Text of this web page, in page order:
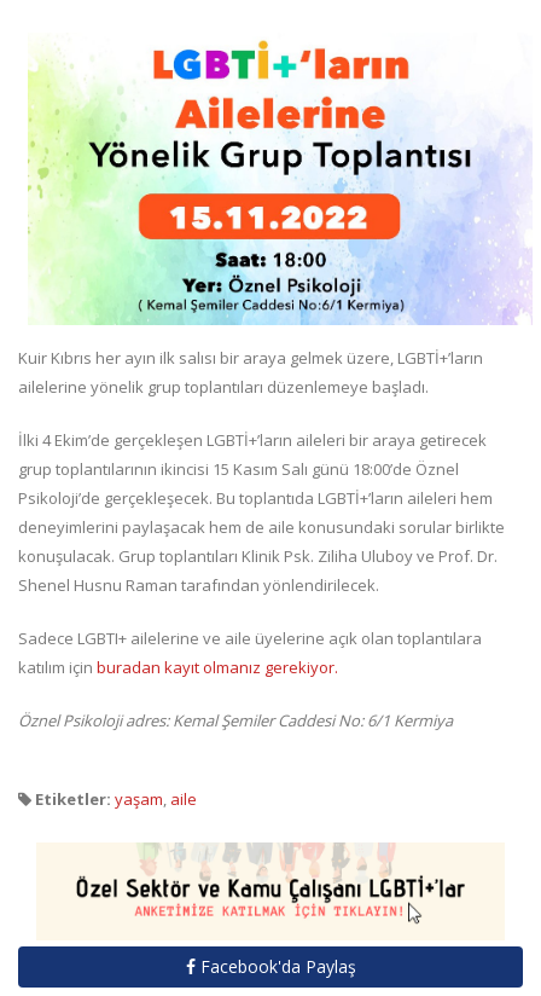
Kuir Kıbrıs her ayın ilk salısı bir araya gelmek üzere, LGBTİ+’ların
ailelerine yönelik grup toplantıları düzenlemeye başladı.
İlki 4 Ekim’de gerçekleşen LGBTİ+’ların aileleri bir araya getirecek
grup toplantılarının ikincisi 15 Kasım Salı günü 18:00’de Öznel
Psikoloji’de gerçekleşecek. Bu toplantıda LGBTİ+’ların aileleri hem
deneyimlerini paylaşacak hem de aile konusundaki sorular birlikte
konuşulacak. Grup toplantıları Klinik Psk. Ziliha Uluboy ve Prof. Dr.
Shenel Husnu Raman tarafından yönlendirilecek.
Sadece LGBTI+ ailelerine ve aile üyelerine açık olan toplantılara
katılım için buradan kayıt olmanız gerekiyor.
Öznel Psikoloji adres: Kemal Şemiler Caddesi No: 6/1 Kermiya
Etiketler: yaşam, aile
Facebook'da Paylaş